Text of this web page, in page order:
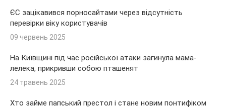
ЄС зацікавився порносайтами через відсутність
перевірки віку користувачів
09 червень 2025
На Київщині під час російської атаки загинула мама-
лелека, прикривши собою пташенят
24 травень 2025
Хто займе папський престол і стане новим понтифіком